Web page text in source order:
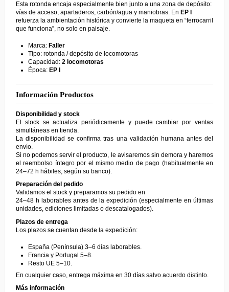
Esta rotonda encaja especialmente bien junto a una zona de depósito:
vías de acceso, apartaderos, carbón/agua y maniobras. En EP I
refuerza la ambientación histórica y convierte la maqueta en “ferrocarril
que funciona”, no solo en paisaje.
Marca: Faller
Tipo: rotonda / depósito de locomotoras
Capacidad: 2 locomotoras
Época: EP I
Información Productos
Disponibilidad y stock
El stock se actualiza periódicamente y puede cambiar por ventas
simultáneas en tienda.
La disponibilidad se confirma tras una validación humana antes del
envío.
Si no podemos servir el producto, le avisaremos sin demora y haremos
el reembolso íntegro por el mismo medio de pago (habitualmente en
24–72 h hábiles, según su banco).
Preparación del pedido
Validamos el stock y preparamos su pedido en
24–48 h laborables antes de la expedición (especialmente en últimas
unidades, ediciones limitadas o descatalogados).
Plazos de entrega
Los plazos se cuentan desde la expedición:
España (Península) 3–6 días laborables.
Francia y Portugal 5–8.
Resto UE 5–10.
En cualquier caso, entrega máxima en 30 días salvo acuerdo distinto.
Más información